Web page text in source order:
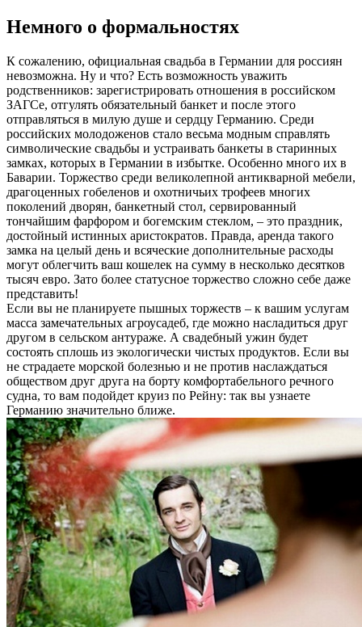
Немного о формальностях
К сожалению, официальная свадьба в Германии для россиян
невозможна. Ну и что? Есть возможность уважить
родственников: зарегистрировать отношения в российском
ЗАГСе, отгулять обязательный банкет и после этого
отправляться в милую душе и сердцу Германию. Среди
российских молодоженов стало весьма модным справлять
символические свадьбы и устраивать банкеты в старинных
замках, которых в Германии в избытке. Особенно много их в
Баварии. Торжество среди великолепной антикварной мебели,
драгоценных гобеленов и охотничьих трофеев многих
поколений дворян, банкетный стол, сервированный
тончайшим фарфором и богемским стеклом, – это праздник,
достойный истинных аристократов. Правда, аренда такого
замка на целый день и всяческие дополнительные расходы
могут облегчить ваш кошелек на сумму в несколько десятков
тысяч евро. Зато более статусное торжество сложно себе даже
представить!
Если вы не планируете пышных торжеств – к вашим услугам
масса замечательных агроусадеб, где можно насладиться друг
другом в сельском антураже. А свадебный ужин будет
состоять сплошь из экологически чистых продуктов. Если вы
не страдаете морской болезнью и не против наслаждаться
обществом друг друга на борту комфортабельного речного
судна, то вам подойдет круиз по Рейну: так вы узнаете
Германию значительно ближе.